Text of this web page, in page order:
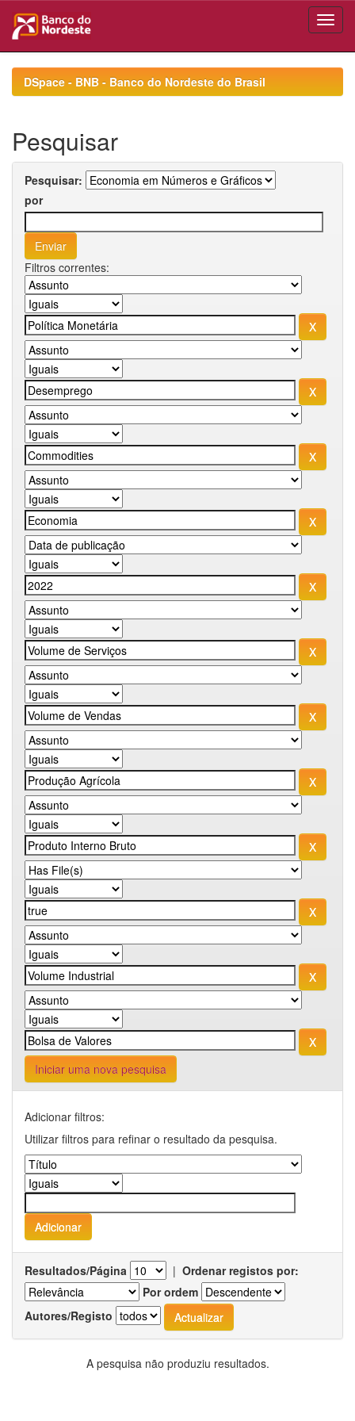
navigationDSpace - BNB - Banco do Nordeste do Brasil
Pesquisar
Pesquisar:
por
Filtros correntes:
Iniciar uma nova pesquisa
Adicionar filtros:
Utilizar filtros para refinar o resultado da pesquisa.
Resultados/Página | Ordenar registos por:
Por ordem
Autores/Registo
A pesquisa não produziu resultados.